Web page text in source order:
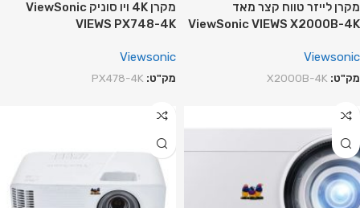
מקרן לייזר טווח קצר מאד
ViewSonic VIEWS X2000B-4K
Viewsonic
מק"ט: X2000B-4K
מקרן 4K ויו סוניק ViewSonic
VIEWS PX748-4K
Viewsonic
מק"ט: PX478-4K